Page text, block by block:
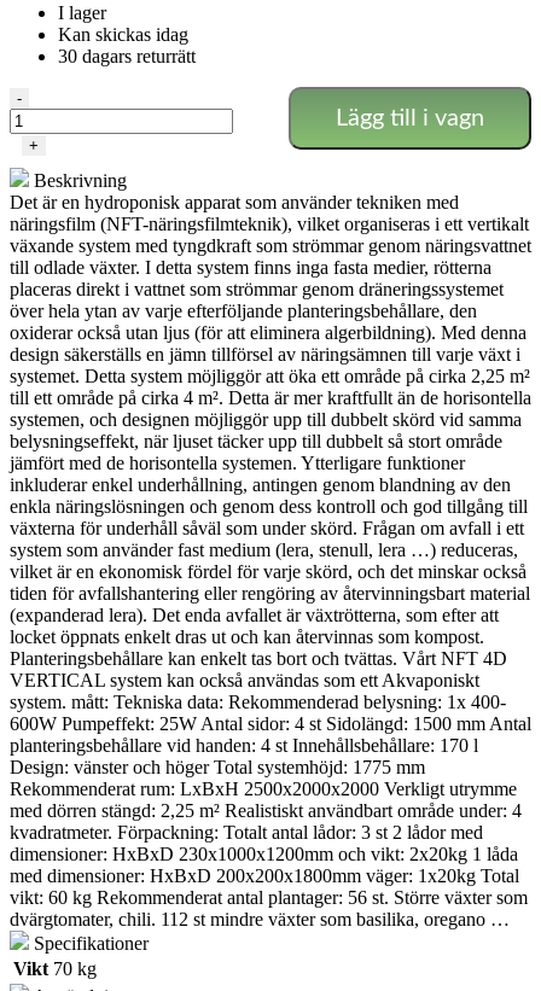
I lager
Kan skickas idag
30 dagars returrätt
VERTIKALT
HYDROPONISKT
SYSTEM
FYRA
VÄGGAR
SMÅ
4SM
mängd
-
+
Lägg till i vagn
Beskrivning
Det är en hydroponisk apparat som använder tekniken med
näringsfilm (NFT-näringsfilmteknik), vilket organiseras i ett vertikalt
växande system med tyngdkraft som strömmar genom näringsvattnet
till odlade växter. I detta system finns inga fasta medier, rötterna
placeras direkt i vattnet som strömmar genom dräneringssystemet
över hela ytan av varje efterföljande planteringsbehållare, den
oxiderar också utan ljus (för att eliminera algerbildning). Med denna
design säkerställs en jämn tillförsel av näringsämnen till varje växt i
systemet. Detta system möjliggör att öka ett område på cirka 2,25 m²
till ett område på cirka 4 m². Detta är mer kraftfullt än de horisontella
systemen, och designen möjliggör upp till dubbelt skörd vid samma
belysningseffekt, när ljuset täcker upp till dubbelt så stort område
jämfört med de horisontella systemen. Ytterligare funktioner
inkluderar enkel underhållning, antingen genom blandning av den
enkla näringslösningen och genom dess kontroll och god tillgång till
växterna för underhåll såväl som under skörd. Frågan om avfall i ett
system som använder fast medium (lera, stenull, lera …) reduceras,
vilket är en ekonomisk fördel för varje skörd, och det minskar också
tiden för avfallshantering eller rengöring av återvinningsbart material
(expanderad lera). Det enda avfallet är växtrötterna, som efter att
locket öppnats enkelt dras ut och kan återvinnas som kompost.
Planteringsbehållare kan enkelt tas bort och tvättas. Vårt NFT 4D
VERTICAL system kan också användas som ett Akvaponiskt
system. mått: Tekniska data: Rekommenderad belysning: 1x 400-
600W Pumpeffekt: 25W Antal sidor: 4 st Sidolängd: 1500 mm Antal
planteringsbehållare vid handen: 4 st Innehållsbehållare: 170 l
Design: vänster och höger Total systemhöjd: 1775 mm
Rekommenderat rum: LxBxH 2500x2000x2000 Verkligt utrymme
med dörren stängd: 2,25 m² Realistiskt användbart område under: 4
kvadratmeter. Förpackning: Totalt antal lådor: 3 st 2 lådor med
dimensioner: HxBxD 230x1000x1200mm och vikt: 2x20kg 1 låda
med dimensioner: HxBxD 200x200x1800mm väger: 1x20kg Total
vikt: 60 kg Rekommenderat antal plantager: 56 st. Större växter som
dvärgtomater, chili. 112 st mindre växter som basilika, oregano …
Specifikationer
Vikt 70 kg